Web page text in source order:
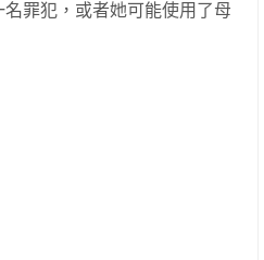
罪犯，或者她可能使用了母